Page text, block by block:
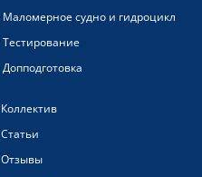
Маломерное судно и гидроцикл
Тестирование
Допподготовка
Коллектив
Статьи
Отзывы